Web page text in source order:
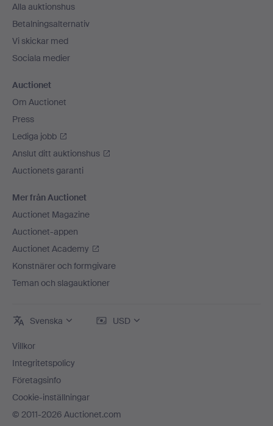
Alla auktionshus
Betalningsalternativ
Vi skickar med
Sociala medier
Auctionet
Om Auctionet
Press
Lediga jobb
Anslut ditt auktionshus
Auctionets garanti
Mer från Auctionet
Auctionet Magazine
Auctionet-appen
Auctionet Academy
Konstnärer och formgivare
Teman och slagauktioner
Svenska USD
Villkor
Integritetspolicy
Företagsinfo
Cookie-inställningar
© 2011-2026 Auctionet.com